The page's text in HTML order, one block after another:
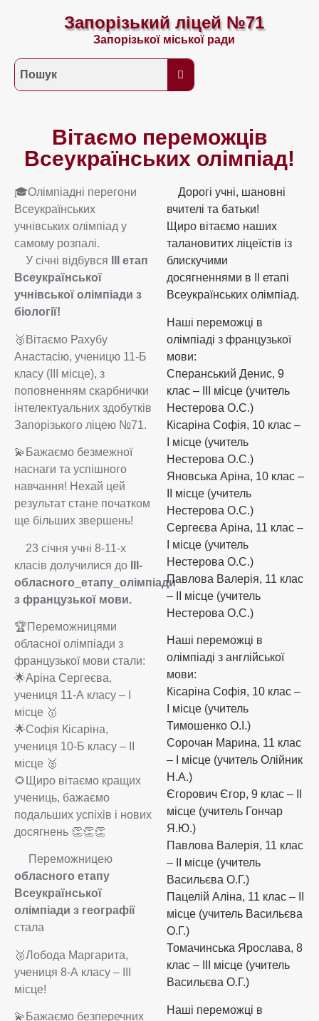
Запорізький ліцей №71
Запорізької міської ради
Вітаємо переможців
Всеукраїнських олімпіад!
🎓Олімпіадні перегони
Всеукраїнських
учнівських олімпіад у
самому розпалі.
У січні відбувся ІІІ етап
Всеукраїнської
учнівської олімпіади з
біології!
🥉Вітаємо Рахубу
Анастасію, ученицю 11-Б
класу (ІІІ місце), з
поповненням скарбнички
інтелектуальних здобутків
Запорізького ліцею №71.
💫Бажаємо безмежної
наснаги та успішного
навчання! Нехай цей
результат стане початком
ще більших звершень!
23 січня учні 8-11-х
класів долучилися до
ІІІ-
обласного_етапу_олімпіади
з французької мови.
🏆Переможницями
обласної олімпіади з
французької мови стали:
🌟Аріна Сергеєва,
учениця 11-А класу – І
місце 🥇
🌟Софія Кісаріна,
учениця 10-Б класу – ІІ
місце 🥈
🌻Щиро вітаємо кращих
учениць, бажаємо
подальших успіхів і нових
досягнень 👏👏👏
Переможницею
обласного етапу
Всеукраїнської
олімпіади з географії
стала
🥉Лобода Маргарита,
учениця 8-А класу – ІІІ
місце!
💫Бажаємо безперечних
Дорогі учні, шановні
вчителі та батьки!
Щиро вітаємо наших
талановитих ліцеїстів із
блискучими
досягненнями в II етапі
Всеукраїнських олімпіад.
Наші переможці в
олімпіаді з французької
мови:
Сперанський Денис, 9
клас – ІІІ місце (учитель
Нестерова О.С.)
Кісаріна Софія, 10 клас –
І місце (учитель
Нестерова О.С.)
Яновська Аріна, 10 клас –
ІІ місце (учитель
Нестерова О.С.)
Сергеєва Аріна, 11 клас –
І місце (учитель
Нестерова О.С.)
Павлова Валерія, 11 клас
– ІІ місце (учитель
Нестерова О.С.)
Наші переможці в
олімпіаді з англійської
мови:
Кісаріна Софія, 10 клас –
I місце (учитель
Тимошенко О.І.)
Сорочан Марина, 11 клас
– I місце (учитель Олійник
Н.А.)
Єгорович Єгор, 9 клас – II
місце (учитель Гончар
Я.Ю.)
Павлова Валерія, 11 клас
– II місце (учитель
Васильєва О.Г.)
Пацелій Аліна, 11 клас – II
місце (учитель Васильєва
О.Г.)
Томачинська Ярослава, 8
клас – III місце (учитель
Васильєва О.Г.)
Наші переможці в